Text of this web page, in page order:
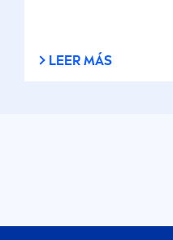
LEER MÁS